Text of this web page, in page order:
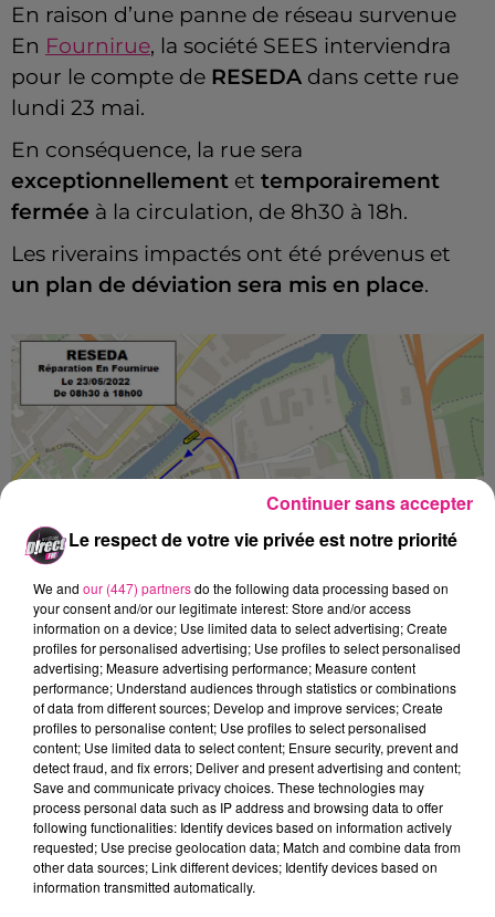
En raison d’une panne de réseau survenue
En Fournirue, la société SEES interviendra
pour le compte de RESEDA dans cette rue
lundi 23 mai.
En conséquence, la rue sera
exceptionnellement et temporairement
fermée à la circulation, de 8h30 à 18h.
Les riverains impactés ont été prévenus et
un plan de déviation sera mis en place.
Le respect de votre vie privée est notre priorité
We and our (447) partnersdo the following data processing based on
your consent and/or our legitimate interest: Store and/or access
information on a device; Use limited data to select advertising; Create
profiles for personalised advertising; Use profiles to select personalised
advertising; Measure advertising performance; Measure content
performance; Understand audiences through statistics or combinations
of data from different sources; Develop and improve services; Create
profiles to personalise content; Use profiles to select personalised
content; Use limited data to select content; Ensure security, prevent and
detect fraud, and fix errors; Deliver and present advertising and content;
Save and communicate privacy choices. These technologies may
process personal data such as IP address and browsing data to offer
following functionalities: Identify devices based on information actively
requested; Use precise geolocation data; Match and combine data from
other data sources; Link different devices; Identify devices based on
information transmitted automatically.
Continuer sans accepter